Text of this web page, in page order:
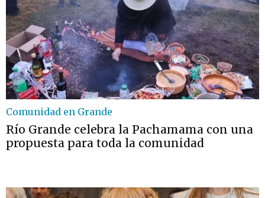
Comunidad en Grande
Río Grande celebra la Pachamama con una
propuesta para toda la comunidad